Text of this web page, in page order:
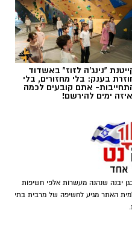
סימוני הדרך והתקנת
לילות.
רמפות הכניסה ממחלף
4 לכיוון דרום. לנוסעים לכיוון
יבנה ולהצטרף
"נינג'ה לזוז" באשדוד
בענק: בלי מחזורים, בלי
אתם קובעים לכמה
ימים להירשם!
יבנה שנהנה מעשרות אלפי חשיפות
האתר מגיע לחשיפה של מרבית בתי